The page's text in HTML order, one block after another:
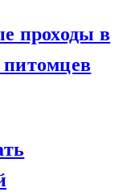
проходы в